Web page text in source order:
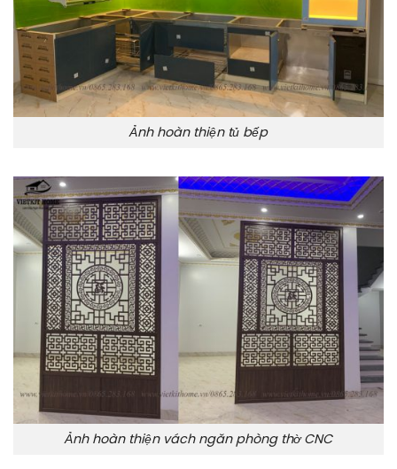
Ảnh hoàn thiện tủ bếp
Ảnh hoàn thiện vách ngăn phòng thờ CNC